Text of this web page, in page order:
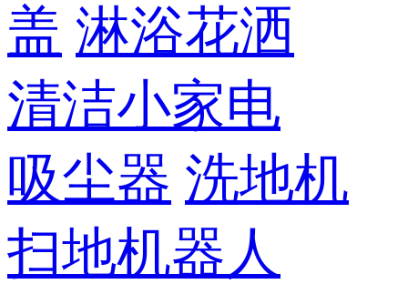
盖 淋浴花洒
清洁小家电
吸尘器 洗地机
扫地机器人